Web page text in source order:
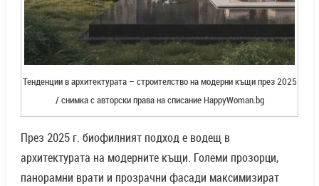
Тенденции в архитектурата – строителство на модерни къщи през 2025
/ снимка с авторски права на списание HappyWoman.bg
През 2025 г. биофилният подход е водещ в
архитектурата на модерните къщи. Големи прозорци,
панорамни врати и прозрачни фасади максимизират